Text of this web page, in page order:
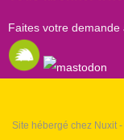
Faites votre demande
Site hébergé chez Nuxit